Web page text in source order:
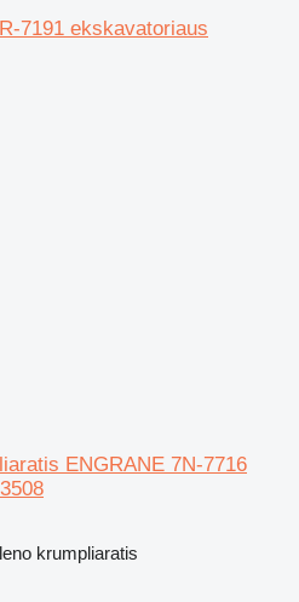
7191 ekskavatoriaus
ENGRANE 7N-7716
krumpliaratis